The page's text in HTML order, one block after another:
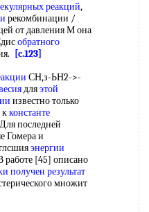
реакций,
рекомбинации /
от давления М она
обратного
[c.123]
СН,з-ЬН2->-
дляэтой
известно только
кконстанте
последней
Гомера и
энергии
работе [45] описано
получен результат
множит